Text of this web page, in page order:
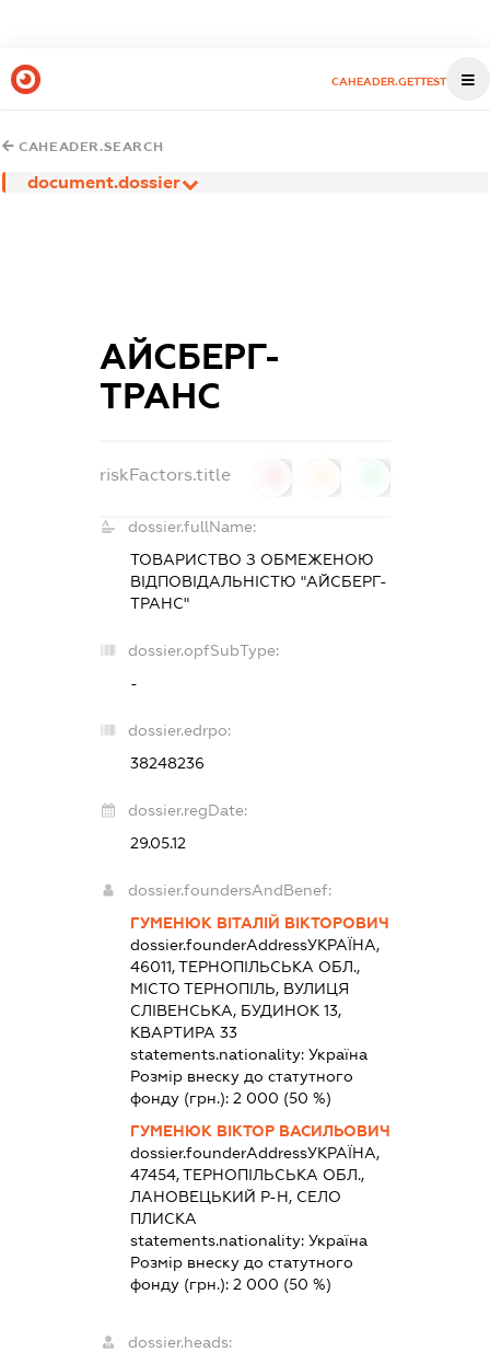
CAHEADER.GETTEST
CAHEADER.SEARCH
document.dossier
АЙСБЕРГ-
ТРАНС
riskFactors.title
dossier.fullName:
ТОВАРИСТВО З ОБМЕЖЕНОЮ
ВІДПОВІДАЛЬНІСТЮ "АЙСБЕРГ-
ТРАНС"
dossier.opfSubType:
-
dossier.edrpo:
38248236
dossier.regDate:
29.05.12
dossier.foundersAndBenef:
ГУМЕНЮК ВІТАЛІЙ ВІКТОРОВИЧ
dossier.founderAddressУКРАЇНА,
46011, ТЕРНОПІЛЬСЬКА ОБЛ.,
МІСТО ТЕРНОПІЛЬ, ВУЛИЦЯ
СЛІВЕНСЬКА, БУДИНОК 13,
КВАРТИРА 33
statements.nationality: Україна
Розмір внеску до статутного
фонду (грн.): 2 000 (50 %)
ГУМЕНЮК ВІКТОР ВАСИЛЬОВИЧ
dossier.founderAddressУКРАЇНА,
47454, ТЕРНОПІЛЬСЬКА ОБЛ.,
ЛАНОВЕЦЬКИЙ Р-Н, СЕЛО
ПЛИСКА
statements.nationality: Україна
Розмір внеску до статутного
фонду (грн.): 2 000 (50 %)
dossier.heads: